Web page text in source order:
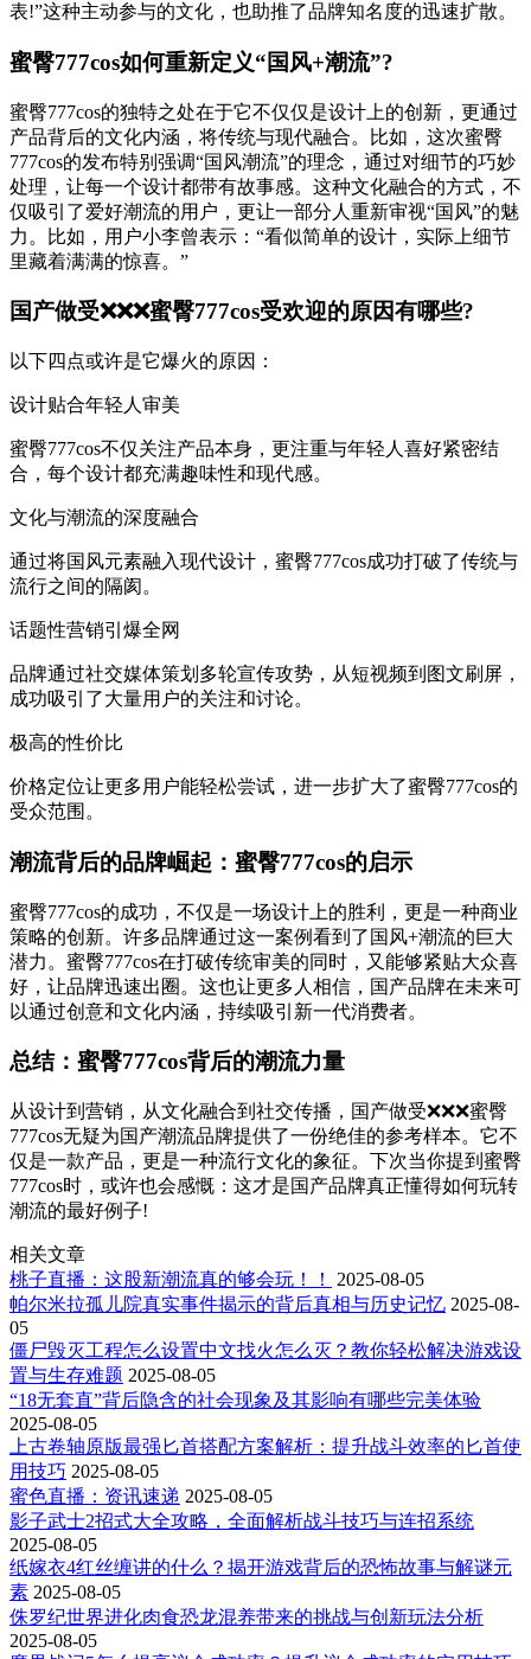
表!”这种主动参与的文化，也助推了品牌知名度的迅速扩散。
蜜臀777cos如何重新定义“国风+潮流”?
蜜臀777cos的独特之处在于它不仅仅是设计上的创新，更通过
产品背后的文化内涵，将传统与现代融合。比如，这次蜜臀
777cos的发布特别强调“国风潮流”的理念，通过对细节的巧妙
处理，让每一个设计都带有故事感。这种文化融合的方式，不
仅吸引了爱好潮流的用户，更让一部分人重新审视“国风”的魅
力。比如，用户小李曾表示：“看似简单的设计，实际上细节
里藏着满满的惊喜。”
国产做受❌❌❌蜜臀777cos受欢迎的原因有哪些?
以下四点或许是它爆火的原因：
设计贴合年轻人审美
蜜臀777cos不仅关注产品本身，更注重与年轻人喜好紧密结
合，每个设计都充满趣味性和现代感。
文化与潮流的深度融合
通过将国风元素融入现代设计，蜜臀777cos成功打破了传统与
流行之间的隔阂。
话题性营销引爆全网
品牌通过社交媒体策划多轮宣传攻势，从短视频到图文刷屏，
成功吸引了大量用户的关注和讨论。
极高的性价比
价格定位让更多用户能轻松尝试，进一步扩大了蜜臀777cos的
受众范围。
潮流背后的品牌崛起：蜜臀777cos的启示
蜜臀777cos的成功，不仅是一场设计上的胜利，更是一种商业
策略的创新。许多品牌通过这一案例看到了国风+潮流的巨大
潜力。蜜臀777cos在打破传统审美的同时，又能够紧贴大众喜
好，让品牌迅速出圈。这也让更多人相信，国产品牌在未来可
以通过创意和文化内涵，持续吸引新一代消费者。
总结：蜜臀777cos背后的潮流力量
从设计到营销，从文化融合到社交传播，国产做受❌❌❌蜜臀
777cos无疑为国产潮流品牌提供了一份绝佳的参考样本。它不
仅是一款产品，更是一种流行文化的象征。下次当你提到蜜臀
777cos时，或许也会感慨：这才是国产品牌真正懂得如何玩转
潮流的最好例子!
相关文章
桃子直播：这股新潮流真的够会玩！！
2025-08-05
帕尔米拉孤儿院真实事件揭示的背后真相与历史记忆 2025-08-
05
僵尸毁灭工程怎么设置中文找火怎么灭？教你轻松解决游戏设
置与生存难题 2025-08-05
“18无套直”背后隐含的社会现象及其影响有哪些完美体验
2025-08-05
上古卷轴原版最强匕首搭配方案解析：提升战斗效率的匕首使
用技巧 2025-08-05
蜜色直播：资讯速递 2025-08-05
影子武士2招式大全攻略，全面解析战斗技巧与连招系统
2025-08-05
纸嫁衣4红丝缠讲的什么？揭开游戏背后的恐怖故事与解谜元
素 2025-08-05
侏罗纪世界进化肉食恐龙混养带来的挑战与创新玩法分析
2025-08-05